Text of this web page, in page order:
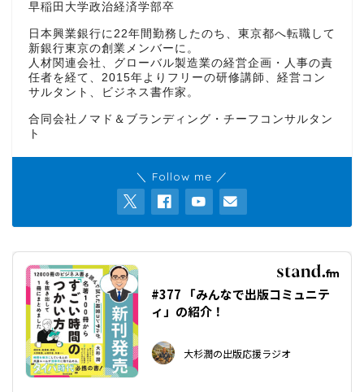
早稲田大学政治経済学部卒
日本興業銀行に22年間勤務したのち、東京都へ転職して
新銀行東京の創業メンバーに。
人材関連会社、グローバル製造業の経営企画・人事の責
任者を経て、2015年よりフリーの研修講師、経営コン
サルタント、ビジネス書作家。
合同会社ノマド＆ブランディング・チーフコンサルタン
ト
＼ Follow me ／